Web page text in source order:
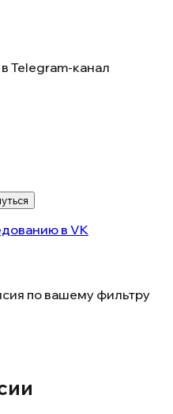
Telegram-канал
в VK
по вашему фильтру